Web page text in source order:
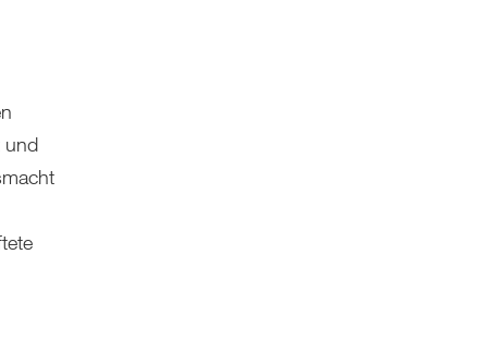
und